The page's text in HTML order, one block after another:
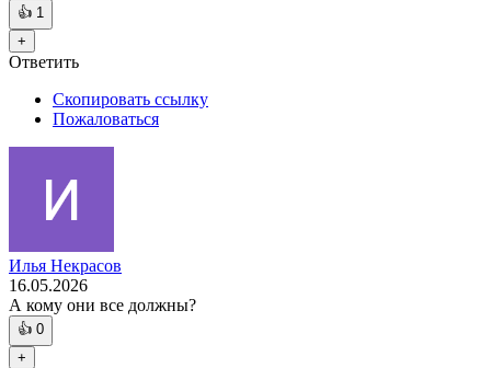
👍 1
+
Ответить
Скопировать ссылку
Пожаловаться
Илья Некрасов
16.05.2026
А кому они все должны?
👍 0
+